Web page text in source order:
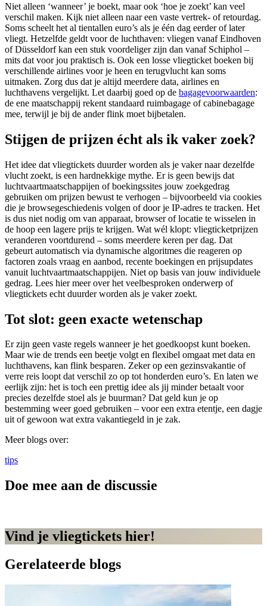
Niet alleen ‘wanneer’ je boekt, maar ook ‘hoe je zoekt’ kan veel
verschil maken. Kijk niet alleen naar een vaste vertrek- of retourdag.
Soms scheelt het al tientallen euro’s als je één dag eerder of later
vliegt. Hetzelfde geldt voor de luchthaven: vliegen vanaf Eindhoven
of Düsseldorf kan een stuk voordeliger zijn dan vanaf Schiphol –
mits dat voor jou praktisch is. Ook een losse vliegticket boeken bij
verschillende airlines voor je heen en terugvlucht kan soms
uitmaken. Zorg dus dat je altijd meerdere data, airlines en
luchthavens vergelijkt. Let daarbij goed op de bagagevoorwaarden:
de ene maatschappij rekent standaard ruimbagage of cabinebagage
mee, terwijl je bij de ander flink moet bijbetalen.
Stijgen de prijzen écht als ik vaker zoek?
Het idee dat vliegtickets duurder worden als je vaker naar dezelfde
vlucht zoekt, is een hardnekkige mythe. Er is geen bewijs dat
luchtvaartmaatschappijen of boekingssites jouw zoekgedrag
gebruiken om prijzen bewust te verhogen – bijvoorbeeld via cookies
die je browsegeschiedenis volgen of door je IP-adres te tracken. Het
is dus niet nodig om van apparaat, browser of locatie te wisselen in
de hoop een lagere prijs te krijgen. Wat wél klopt: vliegticketprijzen
veranderen voortdurend – soms meerdere keren per dag. Dat
gebeurt automatisch via dynamische algoritmes die reageren op
factoren zoals vraag en aanbod, recente boekingen en prijsupdates
vanuit luchtvaartmaatschappijen. Niet op basis van jouw individuele
gedrag. Lees hier meer over het veelbesproken onderwerp of
vliegtickets echt duurder worden als je vaker zoekt.
Tot slot: geen exacte wetenschap
Er zijn geen vaste regels wanneer je het goedkoopst kunt boeken.
Maar wie de trends een beetje volgt en flexibel omgaat met data en
luchthavens, kan flink besparen. Zeker op een gezinsvakantie of
verre reis loopt dat verschil zo op tot honderden euro’s. En laten we
eerlijk zijn: het is toch een prettig idee als jij minder betaalt voor
precies dezelfde stoel als je buurman? Dat geld kun je op
bestemming weer goed gebruiken – voor een extra etentje, een dagje
uit of gewoon wat extra vakantiegeld in je zak.
Meer blogs over:
tips
Doe mee aan de discussie
Vind je vliegtickets hier!
Gerelateerde blogs